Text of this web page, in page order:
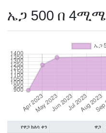
ኤጋ 500 በ 4ሚሜ
የዋጋ ክለሳ ቀን ዋጋ